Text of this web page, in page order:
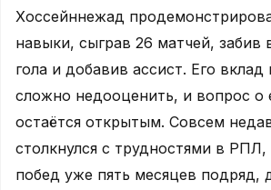
Хоссейннежад
навыки, сыграв 26 матчей, забив
гола и добавив ассист. Его
сложно недооценить, и вопрос о
остаётся открытым. Совсем
столкнулся с трудностями в
побед уже пять месяцев подряд,